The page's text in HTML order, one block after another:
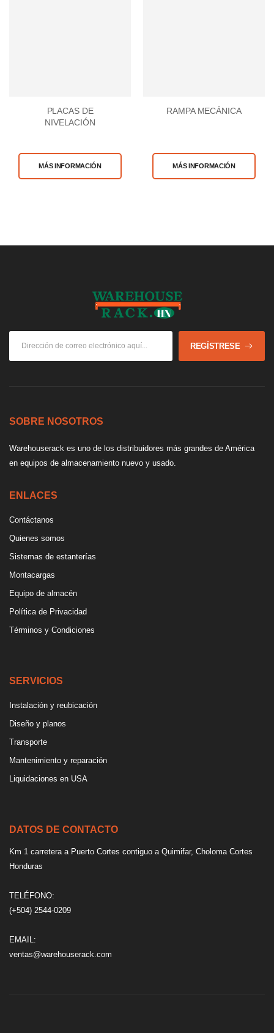
PLACAS DE
NIVELACIÓN
MÁS INFORMACIÓN
RAMPA MECÁNICA
MÁS INFORMACIÓN
REGÍSTRESE
SOBRE NOSOTROS
Warehouserack es uno de los distribuidores más grandes de América
en equipos de almacenamiento nuevo y usado.
ENLACES
Contáctanos
Quienes somos
Sistemas de estanterías
Montacargas
Equipo de almacén
Política de Privacidad
Términos y Condiciones
SERVICIOS
Instalación y reubicación
Diseño y planos
Transporte
Mantenimiento y reparación
Liquidaciones en USA
DATOS DE CONTACTO
Km 1 carretera a Puerto Cortes contiguo a Quimifar, Choloma Cortes
Honduras
TELÉFONO:
(+504) 2544-0209
EMAIL:
ventas@warehouserack.com